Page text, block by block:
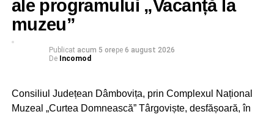
pentru fiecare lucrător pe schimb
– echipamente individuale de protecție adecvate și, acolo
personală.
legislația prevede adaptarea programului de lucru sau
întreruperea temporară a activității, în condițiile legii.
ale programului „Vacanță la
muzeu”
Publicat acum 5 orepe 6 august 2026
De Incomod
Consiliul Județean Dâmbovița, prin Complexul Național
Muzeal „Curtea Domnească” Târgoviște, desfășoară, în